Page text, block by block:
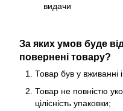
видачи
За яких умов буде
повернені товару?
Товар був у вживанні
Товар не повністю
цілісність упаковки;